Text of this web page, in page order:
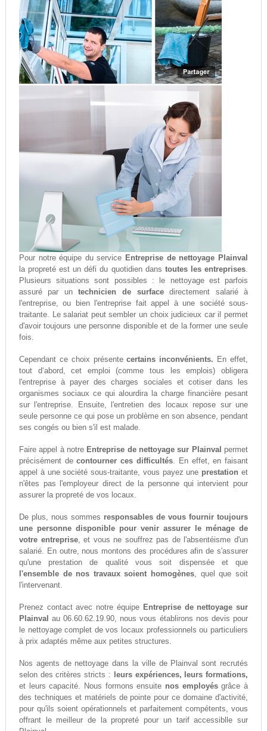
Pour notre équipe du service Entreprise de nettoyage Plainval
la propreté est un défi du quotidien dans toutes les entreprises.
Plusieurs situations sont possibles : le nettoyage est parfois
assuré par untechnicien de surfacedirectement salarié à
l'entreprise, ou bien l'entreprise fait appel à une société sous-
traitante. Le salariat peut sembler un choix judicieux car il permet
d'avoir toujours une personne disponible et de la former une seule
fois.
Cependant ce choix présentecertains inconvénients. En effet,
tout d‘abord, cet emploi (comme tous les emplois) obligera
l'entreprise à payer des charges sociales et cotiser dans les
organismes sociaux ce qui alourdira la charge financière pesant
sur l'entreprise. Ensuite, l'entretien des locaux repose sur une
seule personne ce qui pose un problème en son absence, pendant
ses congés ou bien s'il est malade.
Faire appel à notre Entreprise de nettoyage sur Plainval permet
précisément decontourner ces difficultés. En effet, en faisant
appel à une société sous-traitante, vous payez une prestation et
n'êtes pas l'employeur direct de la personne qui intervient pour
assurer la propreté de vos locaux.
De plus, nous sommes responsables de vous fournir toujours
une personne disponible pour venir assurer le ménage de
votre entreprise, et vous ne souffrez pas de l'absentéisme d'un
salarié. En outre, nous montons des procédures afin de s'assurer
qu'une prestation de qualité vous soit dispensée et que
l'ensemble de nos travaux soient homogènes, quel que soit
l'intervenant.
Prenez contact avec notre équipe Entreprise de nettoyage sur
Plainval au 06.60.62.19.90, nous vous établirons nos devis pour
le nettoyage complet de vos locaux professionnels ou particuliers
à prix adaptés même aux petites structures.
Nos agents de nettoyage dans la ville de Plainval sont recrutés
selon des critères stricts :
leurs expériences, leurs formations,
et leurs capacité. Nous formons ensuite nos employésgrâce à
des techniques et matériels de pointe pour ce domaine d'activité,
pour qu'ils soient opérationnels et parfaitement compétents, vous
offrant le meilleur de la propreté pour un tarif accessiblle sur